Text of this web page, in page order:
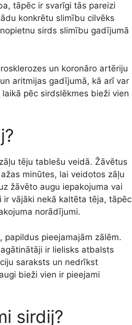
tāpēc ir svarīgi tās pareizi
konkrētu slimību cilvēks
sirds slimību gadījumā
un koronāro artēriju
aritmijas gadījumā, kā arī var
pēc sirdslēkmes bieži vien
tēju tablešu veidā. Žāvētus
minūtes, lai veidotos zāļu
žāvēto augu iepakojuma vai
ir vājāki nekā kaltēta tēja, tāpēc
norādījumi.
pieejamajām zālēm.
ir lielisks atbalsts
saraksts un nedrīkst
bieži vien ir pieejami
sirdij?